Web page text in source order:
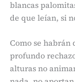
blancas
de que leían, si
Como se habrán
profundo
alturas no